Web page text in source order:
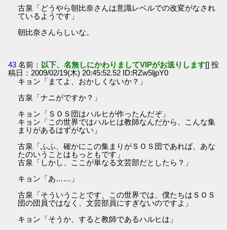
古泉「どうやら朝比奈さんは意識レベルでの改変がなされ
ているようです」
朝比奈さんらしいな。
43 名前： 以下、名無しにかわりましてVIPがお送りします[] 投
稿日：2009/02/19(木) 20:45:52.52 ID:RZw5ljpY0
キョン「まてよ、おかしくないか？」
古泉「ナニがですか？」
キョン「ＳＯＳ団はハルヒが作ったんだぞ」
キョン「この世界ではハルヒは教師なんだから、こんな集
まりがあるはずがない」
古泉「ふふ、確かにこの集まりがＳＯＳ団であれば、あな
たのいうことはもっともです」
古泉「しかし、ここが単なる文芸部だとしたら？」
キョン「あ……」
古泉「そういうことです、この世界では、僕たちはＳＯＳ
団の団員ではなく、文芸部員にすぎないのですよ」
キョン「そうか、すると教師であるハルヒは」